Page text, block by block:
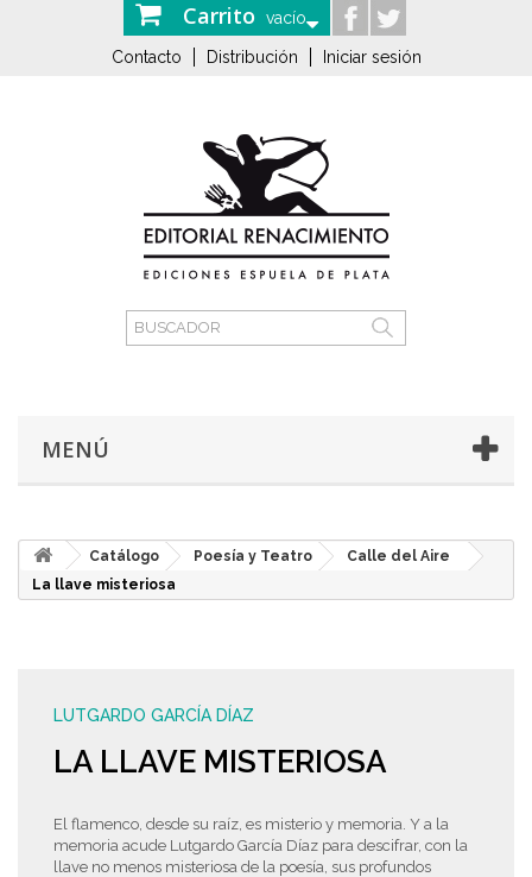
Carrito vacío
Contacto Distribución Iniciar sesión
MENÚ
Catálogo Poesía y Teatro
Calle del Aire
La llave misteriosa
LUTGARDO GARCÍA DÍAZ
LA LLAVE MISTERIOSA
El flamenco, desde su raíz, es misterio y memoria. Y a la
memoria acude Lutgardo García Díaz para descifrar, con la
llave no menos misteriosa de la poesía, sus profundos